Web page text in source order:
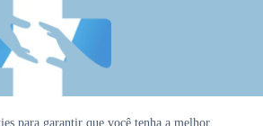
para garantir que você tenha a melhor